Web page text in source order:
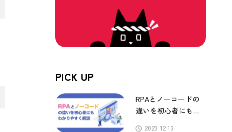
PICK UP
RPAとノーコードの
違いを初心者にもわ
2023.12.13